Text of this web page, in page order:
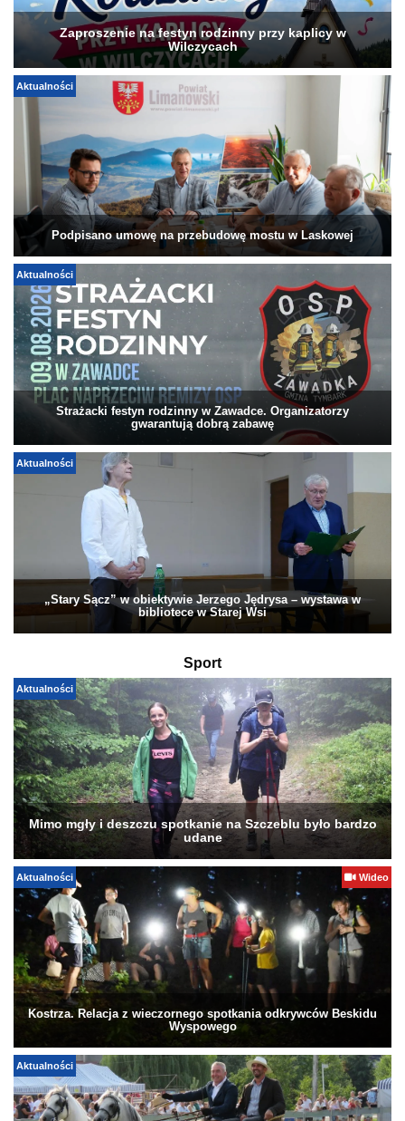
Zaproszenie na festyn rodzinny przy kaplicy w
Wilczycach
Aktualności
Podpisano umowę na przebudowę mostu w Laskowej
Aktualności
Strażacki festyn rodzinny w Zawadce. Organizatorzy
gwarantują dobrą zabawę
Aktualności
„Stary Sącz” w obiektywie Jerzego Jędrysa – wystawa w
bibliotece w Starej Wsi
Sport
Aktualności
Mimo mgły i deszczu spotkanie na Szczeblu było bardzo
udane
Aktualności Wideo
Kostrza. Relacja z wieczornego spotkania odkrywców Beskidu
Wyspowego
Aktualności